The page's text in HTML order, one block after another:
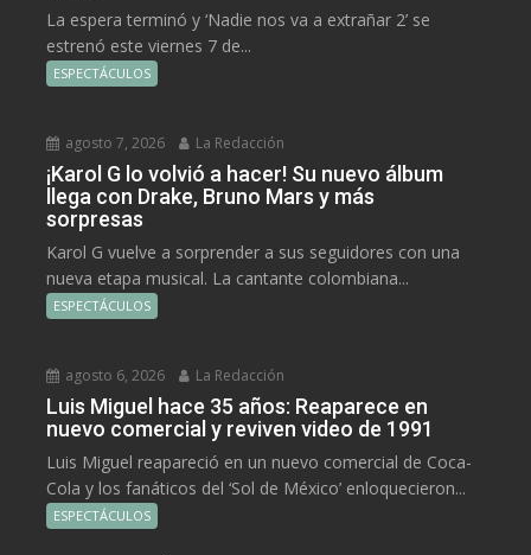
La espera terminó y ‘Nadie nos va a extrañar 2’ se
estrenó este viernes 7 de...
ESPECTÁCULOS
agosto 7, 2026 La Redacción
¡Karol G lo volvió a hacer! Su nuevo álbum
llega con Drake, Bruno Mars y más
sorpresas
Karol G vuelve a sorprender a sus seguidores con una
nueva etapa musical. La cantante colombiana...
ESPECTÁCULOS
agosto 6, 2026 La Redacción
Luis Miguel hace 35 años: Reaparece en
nuevo comercial y reviven video de 1991
Luis Miguel reapareció en un nuevo comercial de Coca-
Cola y los fanáticos del ‘Sol de México’ enloquecieron...
ESPECTÁCULOS